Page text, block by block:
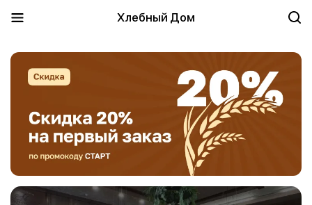
Хлебный Дом